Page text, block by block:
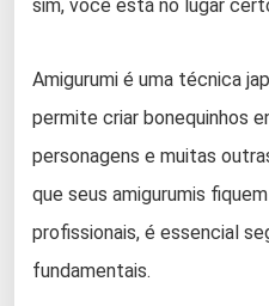
sim, você está no lugar
Amigurumi é uma técnica
permite criar bonequinhos
personagens e muitas
que seus amigurumis
profissionais, é essencial
fundamentais.